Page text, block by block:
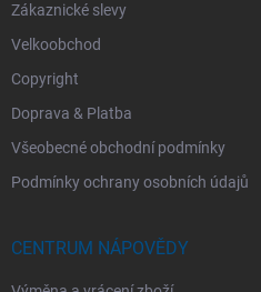
Zákaznické slevy
Velkoobchod
Copyright
Doprava & Platba
Všeobecné obchodní podmínky
Podmínky ochrany osobních údajů
CENTRUM NÁPOVĚDY